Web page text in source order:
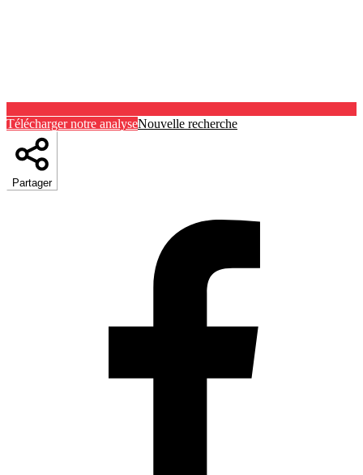
Télécharger notre analyseNouvelle recherche
Partager